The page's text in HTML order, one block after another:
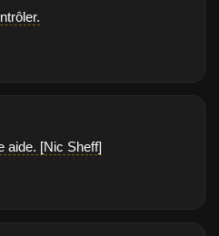
aide. [Nic Sheff]